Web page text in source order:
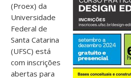
(Proex) da
Universidade
Federal de
Santa Catarina
(UFSC) está
com inscrições
abertas para